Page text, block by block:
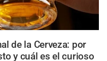
de la Cerveza: por
y cuál es el curioso